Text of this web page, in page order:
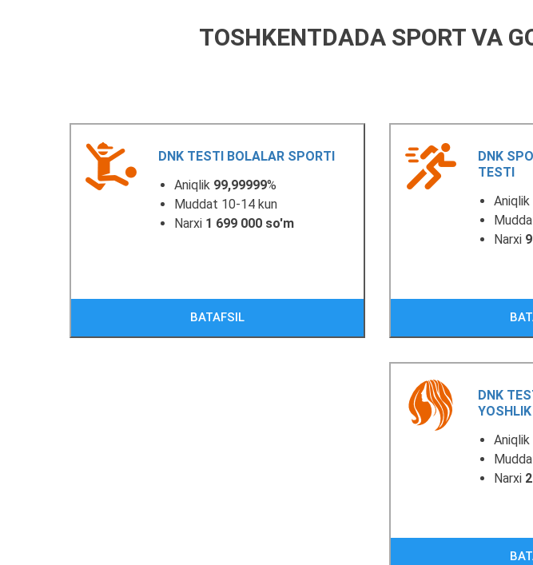
TOSHKENTDADA SPORT VA
DNK TESTI BOLALAR SPORTI
Aniqlik 99,99999%
Muddat 10-14 kun
Narxi 1 699 000 so'm
BATAFSIL
DNK
TESTI
Aniqlik
Narxi
DNK
YOSHLIK
Aniqlik
Narxi